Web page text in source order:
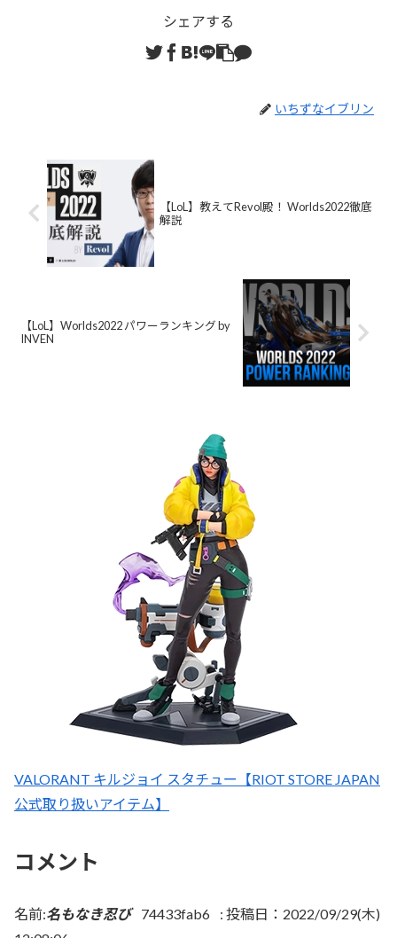
シェアする
いちずなイブリン
【LoL】教えてRevol殿！ Worlds2022徹底
解説
【LoL】Worlds2022 パワーランキング by
INVEN
VALORANT キルジョイ スタチュー【RIOT STORE JAPAN
公式取り扱いアイテム】
コメント
名前:名もなき忍び 74433fab6 : 投稿日：2022/09/29(木)